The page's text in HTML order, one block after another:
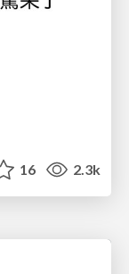
16 2.3k